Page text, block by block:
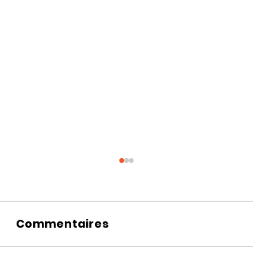
Commentaires